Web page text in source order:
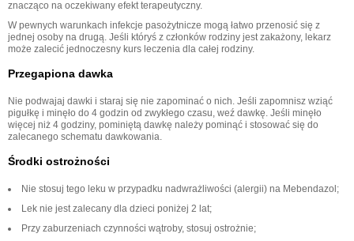
znacząco na oczekiwany efekt terapeutyczny.
W pewnych warunkach infekcje pasożytnicze mogą łatwo przenosić się z
jednej osoby na drugą. Jeśli któryś z członków rodziny jest zakażony, lekarz
może zalecić jednoczesny kurs leczenia dla całej rodziny.
Przegapiona dawka
Nie podwajaj dawki i staraj się nie zapominać o nich. Jeśli zapomnisz wziąć
pigułkę i minęło do 4 godzin od zwykłego czasu, weź dawkę. Jeśli minęło
więcej niż 4 godziny, pominiętą dawkę należy pominąć i stosować się do
zalecanego schematu dawkowania.
Środki ostrożności
Nie stosuj tego leku w przypadku nadwrażliwości (alergii) na Mebendazol;
Lek nie jest zalecany dla dzieci poniżej 2 lat;
Przy zaburzeniach czynności wątroby, stosuj ostrożnie;